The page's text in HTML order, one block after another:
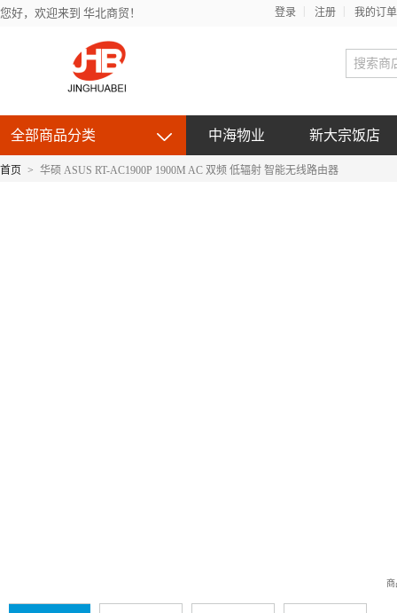
您好，欢迎来到 华北商贸！ 登录 注册 我的订单
全部商品分类 中海物业 新大宗饭店
首页 > 华硕 ASUS RT-AC1900P 1900M AC 双频 低辐射 智能无线路由器
商